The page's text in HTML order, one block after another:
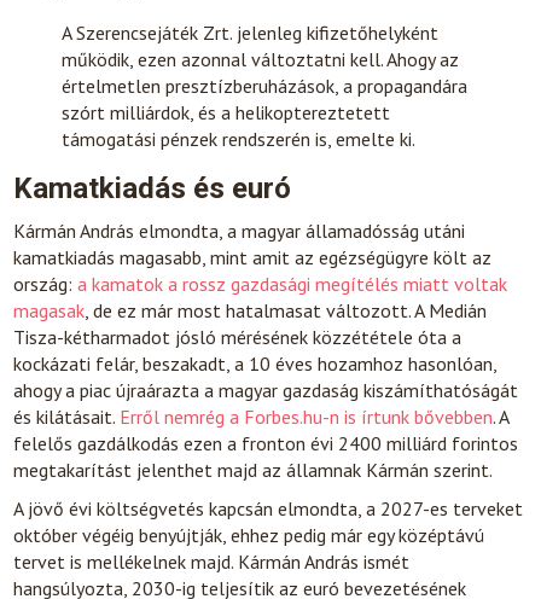
A Szerencsejáték Zrt. jelenleg kifizetőhelyként
működik, ezen azonnal változtatni kell. Ahogy az
értelmetlen presztízberuházások, a propagandára
szórt milliárdok, és a helikoptereztetett
támogatási pénzek rendszerén is, emelte ki.
Kamatkiadás és euró
Kármán András elmondta, a magyar államadósság utáni
kamatkiadás magasabb, mint amit az egézségügyre költ az
ország:a kamatok a rossz gazdasági megítélés miatt voltak
magasak, de ez már most hatalmasat változott. A Medián
Tisza-kétharmadot jósló mérésének közzététele óta a
kockázati felár, beszakadt, a 10 éves hozamhoz hasonlóan,
ahogy a piac újraárazta a magyar gazdaság kiszámíthatóságát
és kilátásait. Erről nemrég a Forbes.hu-n is írtunk bővebben. A
felelős gazdálkodás ezen a fronton évi 2400 milliárd forintos
megtakarítást jelenthet majd az államnak Kármán szerint.
A jövő évi költségvetés kapcsán elmondta, a 2027-es terveket
október végéig benyújtják, ehhez pedig már egy középtávú
tervet is mellékelnek majd. Kármán András ismét
hangsúlyozta, 2030-ig teljesítik az euró bevezetésének